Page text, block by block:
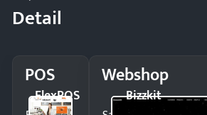
Detail
POS
FlexPOS
Webshop
Bizzkit